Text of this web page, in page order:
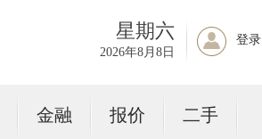
星期六
2026年8月8日
登录
金融 报价 二手